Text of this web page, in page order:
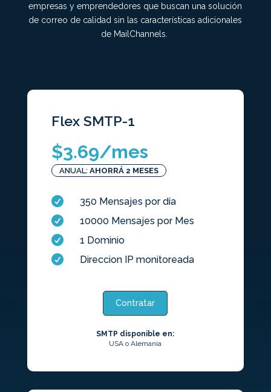
empresas y emprendedores que buscan una solución
de correo de calidad sin las características adicionales
de MailChannels.
Flex SMTP-1
$3.69/mes
ANUAL: AHORRÁ 2 MESES
 350 Mensajes por día
 10000 Mensajes por Mes
 1 Dominio
 Direccion IP monitoreada
Contratar
SMTP disponible en:
USA o Alemania